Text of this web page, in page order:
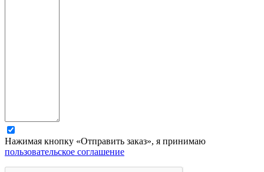
Нажимая кнопку «Отправить заказ», я принимаю
пользовательское соглашение